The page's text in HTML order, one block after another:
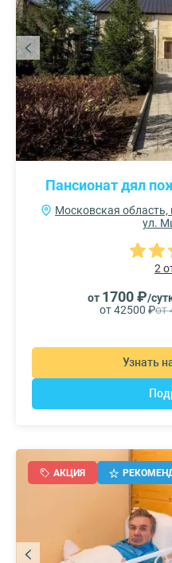
Пансионат дял
Московская
ул.
2
от 1700 ₽/
от 42500 ₽от
Узнать
АКЦИЯ